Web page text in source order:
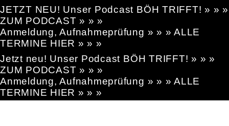
JETZT NEU! Unser Podcast BÖH TRIFFT! » » »
ZUM PODCAST » » »
Anmeldung, Aufnahmeprüfung » » » ALLE
TERMINE HIER » » »
Jetzt neu! Unser Podcast BÖH TRIFFT! » » »
ZUM PODCAST » » »
Anmeldung, Aufnahmeprüfung » » » ALLE
TERMINE HIER » » »